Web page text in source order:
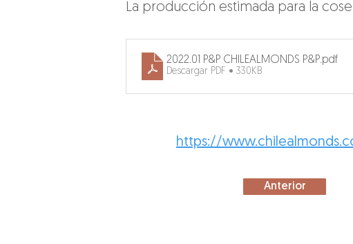
La producción estimada para la
2022.01 P&P CHILEALMONDS P&P.pdf
Descargar PDF • 330KB
https://
Anterior